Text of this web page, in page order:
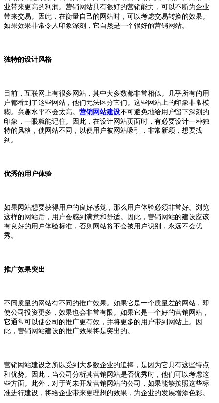
业带来更高的利润。营销网站具有很好的营销能力，可以不断为企业
带来交易。因此，在衡量自己的网站时，可以考虑交易转换的效果。
如果效果非常令人印象深刻，它自然是一个很好的营销网站。
独特的设计风格
目前，互联网上有很多网站，其中大多数都非常相似。几乎所有的用
户都看到了这些网站，他们无法区分它们。这些网站上的印象非常模
糊。兴趣水平不会太高。 营销网站建设不可避免地给用户留下深刻的
印象，一眼就能记住。因此，在设计网站页面时，有必要设计一种独
特的风格，使网站不同，以便用户被网站吸引，非常新颖，想要找
到。
优秀的用户体验
如果网站想要获得用户的良好感觉，那么用户体验必须非常好。浏览
这样的网站后，用户会感到满意和舒适。因此，营销网站的建设应该
有良好的用户体验标准，否则网站将不会被用户识别，永远不会优
秀。
推广效果突出
不同质量的网站有不同的推广效果。如果它是一个质量差的网站，即
使公司投资更多，效果也会非常有限。如果它是一个好的营销网站，
它通常可以使公司的推广更有效，并将更多的用户带到网站上。因
此，营销网站建设的推广效果将是突出的。
营销网站建设之所以受到大多数企业的追捧，是因为它具有这些特点
和优势。因此，当公司分析其营销网站是否优秀时，他们可以考虑这
些方面。此外，对于尚未开发营销网站的公司，如果能够按照这些标
准进行建设，将给企业带来更理想的效果，为企业的发展增添色彩。